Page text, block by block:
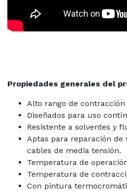
Propiedades generales del
Alto rango de contracción
Diseñados para uso
Resistente a solventes y
Aptas para reparación de
cables de media tensión.
Temperatura de
Temperatura de
Con pintura